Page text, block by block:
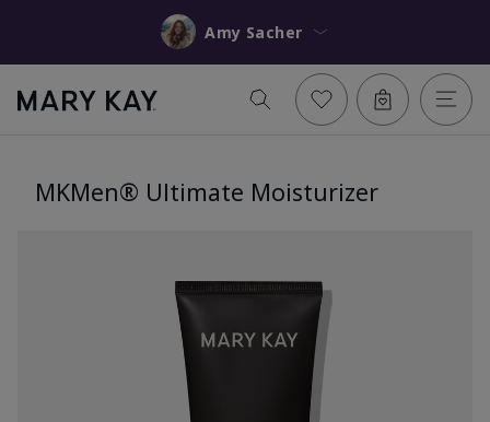
Amy Sacher
MKMen® Ultimate Moisturizer